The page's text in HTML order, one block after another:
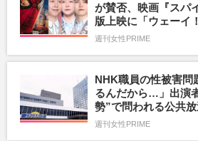
が賛否、映画『スパ
版上映に「ウェーイ
週刊女性PRIME
NHK職員の性被害問
るんだから…」出演
勢”で問われる公共
週刊女性PRIME